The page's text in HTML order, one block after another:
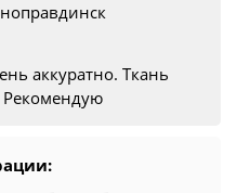
аккуратно. Ткань
Рекомендую